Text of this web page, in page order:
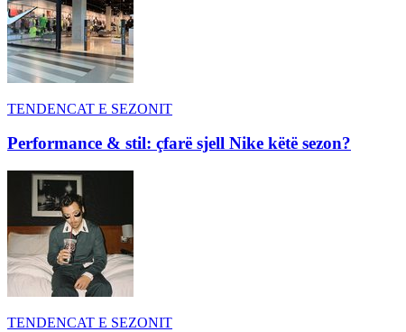
TENDENCAT E SEZONIT
Performance & stil: çfarë sjell Nike këtë sezon?
TENDENCAT E SEZONIT